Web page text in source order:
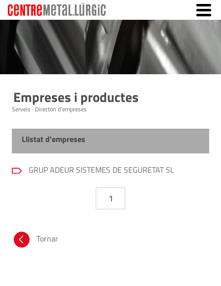
Empreses i productes
Serveis · Directori d'empreses
Llistat d'empreses
GRUP ADEUR SISTEMES DE SEGURETAT SL
1
Tornar